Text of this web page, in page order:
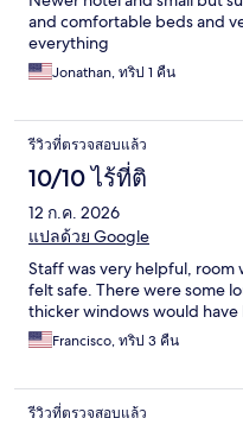
and comfortable beds and
everything
Jonathan, ทริป 1 คืน
รีวิวที่ตรวจสอบแล้ว
10/10 ไร้ที่ติ
12 ก.ค. 2026
แปลด้วย Google
Staff was very helpful, room
felt safe. There were some
thicker windows would have
Francisco, ทริป 3 คืน
รีวิวที่ตรวจสอบแล้ว